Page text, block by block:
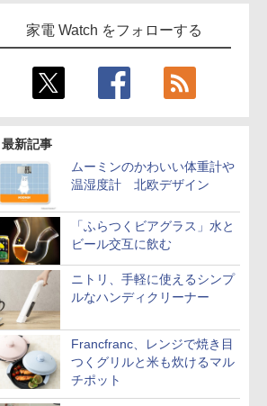
家電 Watch をフォローする
最新記事
ムーミンのかわいい体重計や
温湿度計 北欧デザイン
「ふらつくビアグラス」水と
ビール交互に飲む
ニトリ、手軽に使えるシンプ
ルなハンディクリーナー
Francfranc、レンジで焼き目
つくグリルと米も炊けるマル
チポット